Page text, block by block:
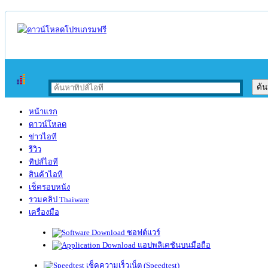
หน้าแรก
ดาวน์โหลด
ข่าวไอที
รีวิว
ทิปส์ไอที
สินค้าไอที
เช็ครอบหนัง
รวมคลิป Thaiware
เครื่องมือ
ซอฟต์แวร์
แอปพลิเคชันบนมือถือ
เช็คความเร็วเน็ต (Speedtest)